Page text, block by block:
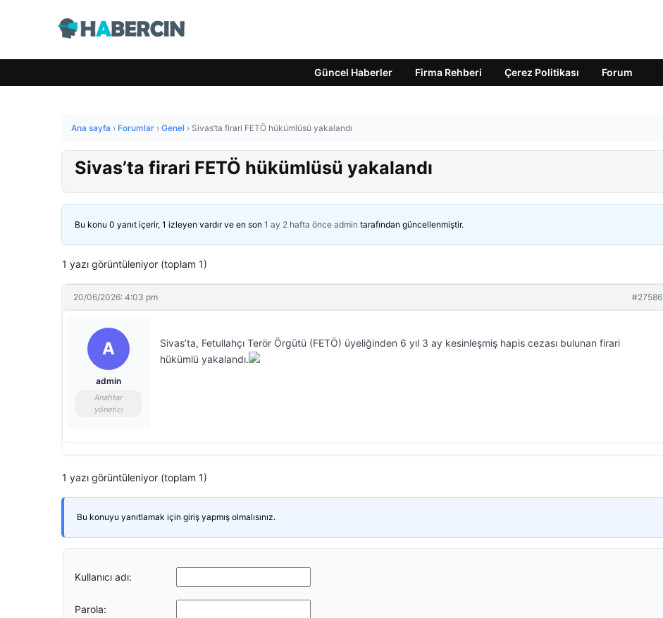
Güncel Haberler Firma Rehberi Çerez Politikası Forum
Ana sayfa › Forumlar › Genel › Sivas’ta firari FETÖ hükümlüsü yakalandı
Sivas’ta firari FETÖ hükümlüsü yakalandı
Bu konu 0 yanıt içerir, 1 izleyen vardır ve en son 1 ay 2 hafta önce admin tarafından güncellenmiştir.
1 yazı görüntüleniyor (toplam 1)
20/06/2026: 4:03 pm #27586
A
admin
Anahtar
yönetici
Sivas’ta, Fetullahçı Terör Örgütü (FETÖ) üyeliğinden 6 yıl 3 ay kesinleşmiş hapis cezası bulunan firari
hükümlü yakalandı.
1 yazı görüntüleniyor (toplam 1)
Bu konuyu yanıtlamak için giriş yapmış olmalısınız.
Kullanıcı adı:
Parola: